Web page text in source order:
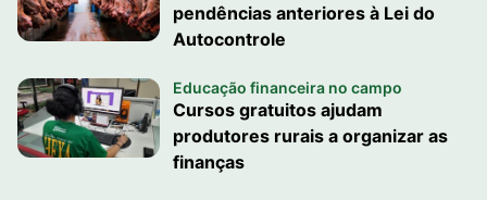
pendências anteriores à Lei do
Autocontrole
Educação financeira no campo
Cursos gratuitos ajudam
produtores rurais a organizar as
finanças